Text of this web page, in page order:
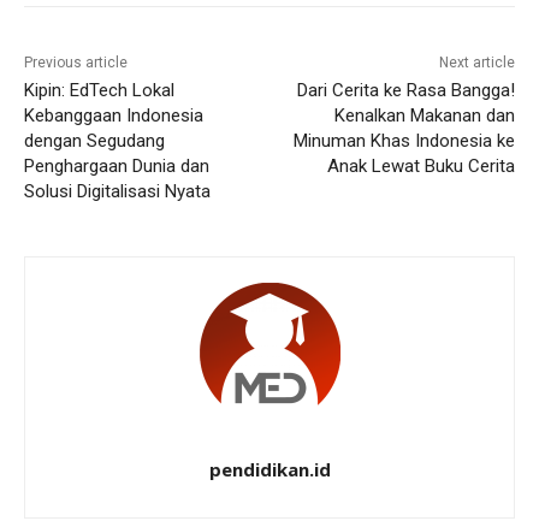
Previous article
Kipin: EdTech Lokal
Kebanggaan Indonesia
dengan Segudang
Penghargaan Dunia dan
Solusi Digitalisasi Nyata
Next article
Dari Cerita ke Rasa Bangga!
Kenalkan Makanan dan
Minuman Khas Indonesia ke
Anak Lewat Buku Cerita
pendidikan.id